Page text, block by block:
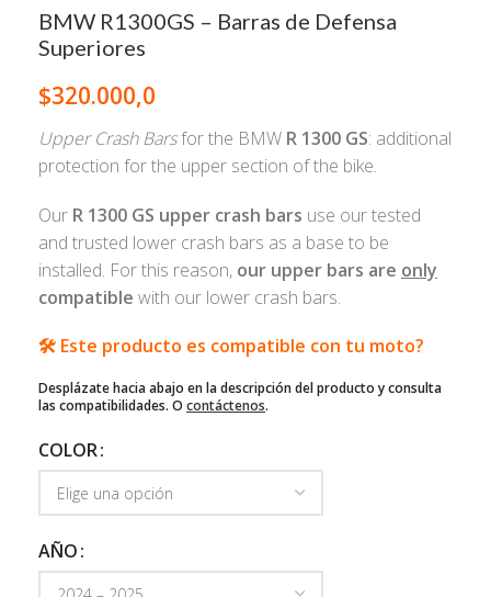
BMW R1300GS – Barras de Defensa
Superiores
$320.000,0
Upper Crash Barsfor the BMW R 1300 GS: additional
protection for the upper section of the bike.
Our R 1300 GS upper crash bars use our tested
and trusted lower crash bars as a base to be
installed. For this reason, our upper bars are only
compatible with our lower crash bars.
🛠️ Este producto es compatible con tu moto?
Desplázate hacia abajo en la descripción del producto y consulta
las compatibilidades. O contáctenos.
COLOR
AÑO